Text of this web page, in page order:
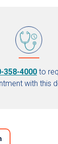
358-4000 to
with this